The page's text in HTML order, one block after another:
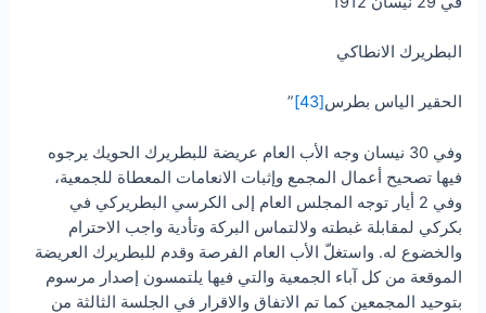
البطريرك الانطاكي
الحقير الياس بطرس[43]
”
وفي 30 نيسان وجه الأب العام عريضة للبطريرك الحويك يرجوه
فيها تصحيح أعمال المجمع وإثبات الانعامات المعطاة للجمعية،
وفي 2 أيار توجه المجلس العام إلى الكرسي البطريركي في
بكركي لمقابلة غبطته ولالتماس البركة وتأدية واجب الاحترام
والخضوع له. واستغلّ الأب العام الفرصة وقدم للبطريرك العريضة
الموقعة من كل آباء الجمعية والتي فيها يلتمسون إصدار مرسوم
بتوحيد المجمعين كما تم الاتفاق والاقرار في الجلسة الثالثة من